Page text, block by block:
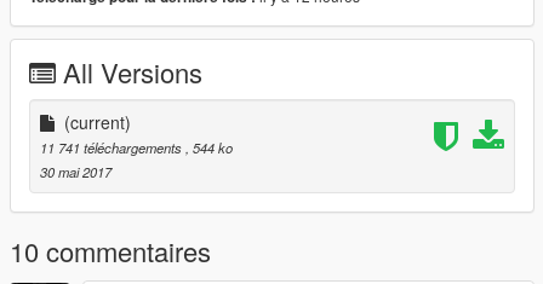
All Versions
(current)
11 741 téléchargements , 544 ko
30 mai 2017
10 commentaires